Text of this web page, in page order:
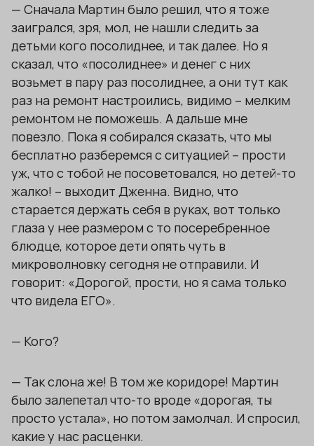
— Сначала Мартин было решил, что я тоже
заигрался, зря, мол, не нашли следить за
детьми кого посолиднее, и так далее. Но я
сказал, что «посолиднее» и денег с них
возьмет в пару раз посолиднее, а они тут как
раз на ремонт настроились, видимо – мелким
ремонтом не поможешь. А дальше мне
повезло. Пока я собирался сказать, что мы
бесплатно разберемся с ситуацией – прости
уж, что с тобой не посоветовался, но детей-то
жалко! – выходит Дженна. Видно, что
старается держать себя в руках, вот только
глаза у нее размером с то посеребренное
блюдце, которое дети опять чуть в
микроволновку сегодня не отправили. И
говорит: «Дорогой, прости, но я сама только
что видела ЕГО».
— Кого?
— Так слона же! В том же коридоре! Мартин
было залепетал что-то вроде «дорогая, ты
просто устала», но потом замолчал. И спросил,
какие у нас расценки.